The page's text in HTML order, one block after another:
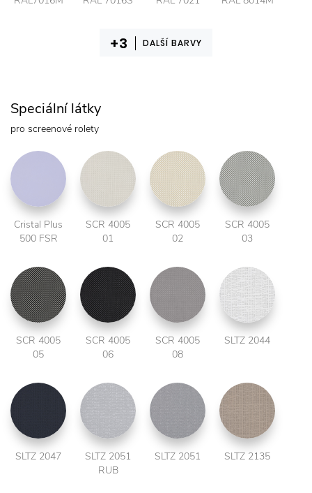
DALŠÍ BARVY
Speciální látky
pro screenové rolety
Cristal Plus
500 FSR
SCR 4005
01
SCR 4005
02
SCR 4005
03
SCR 4005
05
SCR 4005
06
SCR 4005
08
SLTZ 2044
SLTZ 2047
SLTZ 2051
RUB
SLTZ 2051 SLTZ 2135